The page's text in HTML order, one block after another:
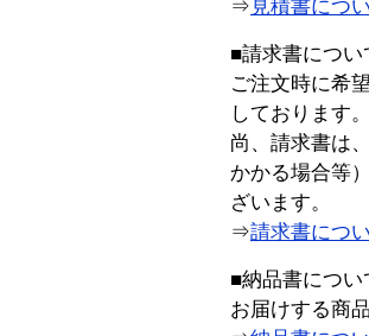
⇒ 見積書につ
■請求書につい
ご注文時に希
しております。
尚、請求書は
かかる場合等
ざいます。
⇒請求書につ
■納品書につい
お届けする商